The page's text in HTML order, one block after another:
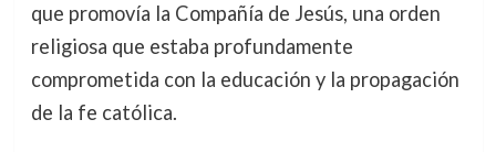
que promovía la Compañía de Jesús, una orden
religiosa que estaba profundamente
comprometida con la educación y la propagación
de la fe católica.